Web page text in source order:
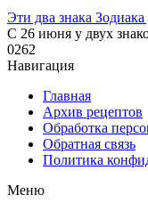
Эти два знака
С 26 июня у двух
0262
Навигация
Главная
Архив рецептов
Обработка
Обратная связь
Политика
Меню